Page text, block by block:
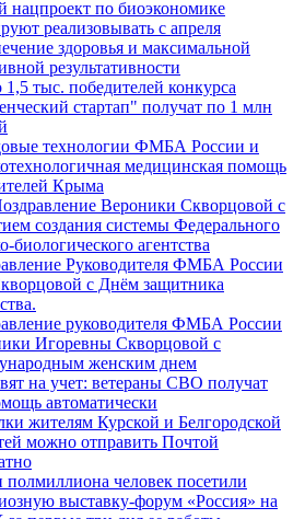
нацпроект по биоэкономике
реализовывать с апреля
здоровья и максимальной
результативности
тыс. победителей конкурса
стартап" получат по 1 млн
технологии ФМБА России и
медицинская помощь
Крыма
Вероники Скворцовой с
создания системы Федерального
биологического агентства
Руководителя ФМБА России
с Днём защитника
руководителя ФМБА России
Игоревны Скворцовой с
женским днем
на учет: ветераны СВО получат
автоматически
жителям Курской и Белгородской
можно отправить Почтой
полмиллиона человек посетили
выставку-форум «Россия» на